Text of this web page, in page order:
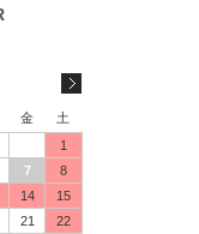
金
土
1
7
8
14
15
21 22